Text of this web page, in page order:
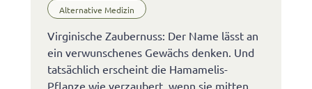
Alternative Medizin
Virginische Zaubernuss: Der Name lässt an
ein verwunschenes Gewächs denken. Und
tatsächlich erscheint die Hamamelis-
Pflanze wie verzaubert, wenn sie mitten …